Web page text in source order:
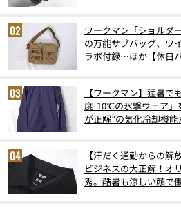
ワークマン「ショルダ
の万能サブバッグ、ワ
ラボ付録…ほか【休日
【ワークマン】猛暑
度-10℃の氷撃ウェア」
が正解”の気化冷却機能
【汗だく通勤からの
ビジネスの大正解！オ
秀。酷暑も涼しい顔で